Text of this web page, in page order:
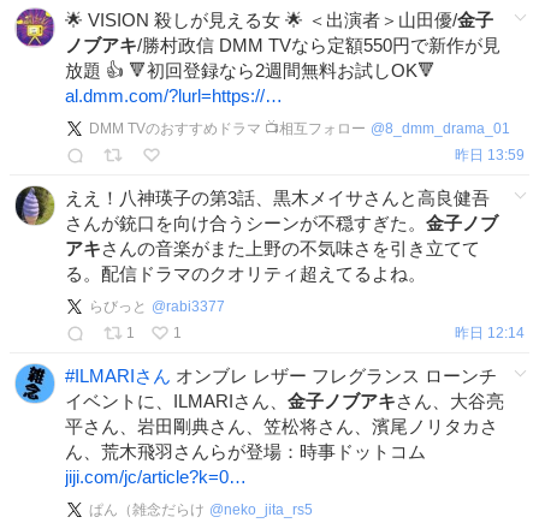
🌟 VISION 殺しが見える女 🌟 ＜出演者＞山田優/金子
ノブアキ/勝村政信 DMM TVなら定額550円で新作が見
放題 👍 🔻初回登録なら2週間無料お試しOK🔻
al.dmm.com/?lurl=https://…
DMM TVのおすすめドラマ 📺相互フォロー @8_dmm_drama_01
昨日 13:59
ええ！八神瑛子の第3話、黒木メイサさんと高良健吾
さんが銃口を向け合うシーンが不穏すぎた。 金子ノブ
アキさんの音楽がまた上野の不気味さを引き立てて
る。配信ドラマのクオリティ超えてるよね。
らびっと @rabi3377
1
1 昨日 12:14
#ILMARIさん オンブレ レザー フレグランス ローンチ
イベントに、ILMARIさん、 金子ノブアキさん、大谷亮
平さん、岩田剛典さん、笠松将さん、濱尾ノリタカさ
ん、荒木飛羽さんらが登場：時事ドットコム
jiji.com/jc/article?k=0…
ぱん（雑念だらけ @neko_jita_rs5